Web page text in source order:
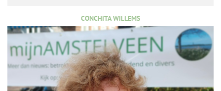
CONCHITA WILLEMS